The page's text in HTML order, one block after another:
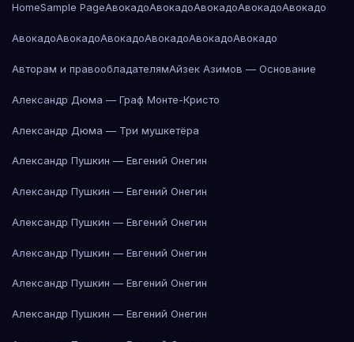
HomeSample PageАвокадоАвокадоАвокадоАвокадоАвокадо
АвокадоАвокадоАвокадоАвокадоАвокадоАвокадо
Авторам и правообладателямАйзек Азимов — Основание
Александр Дюма — Граф Монте-Кристо
Александр Дюма — Три мушкетёра
Александр Пушкин — Евгений Онегин
Александр Пушкин — Евгений Онегин
Александр Пушкин — Евгений Онегин
Александр Пушкин — Евгений Онегин
Александр Пушкин — Евгений Онегин
Александр Пушкин — Евгений Онегин